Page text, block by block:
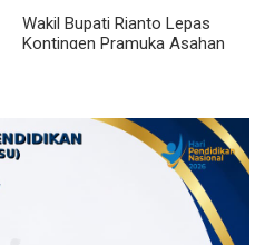
Wakil Bupati Rianto Lepas
Kontingen Pramuka Asahan